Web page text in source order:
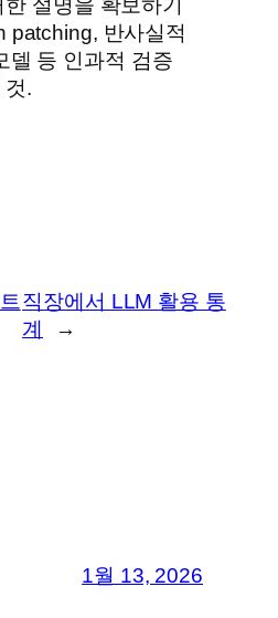
설명을 확보하기
patching, 반사실적
델 등 인과적 검증
것.
직장에서 LLM 활용 통
계
→
1월 13, 2026